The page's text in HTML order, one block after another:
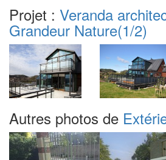
Projet : Veranda
Grandeur Nature(1/2)
Autres photos de